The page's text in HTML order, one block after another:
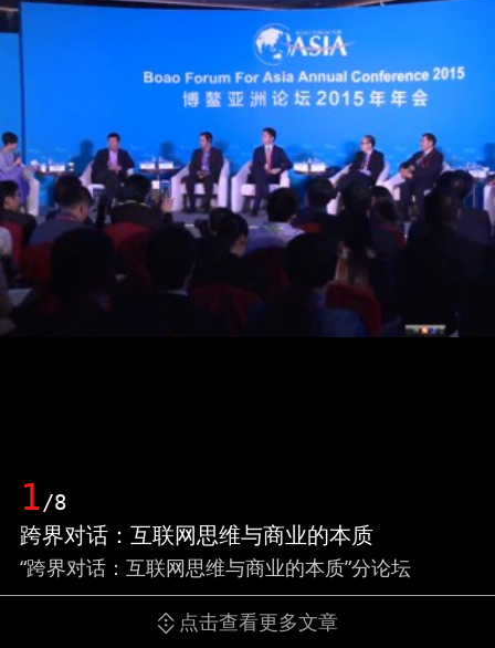
1/8
跨界对话：互联网思维与商业的本质
“跨界对话：互联网思维与商业的本质”分论坛
点击查看更多文章